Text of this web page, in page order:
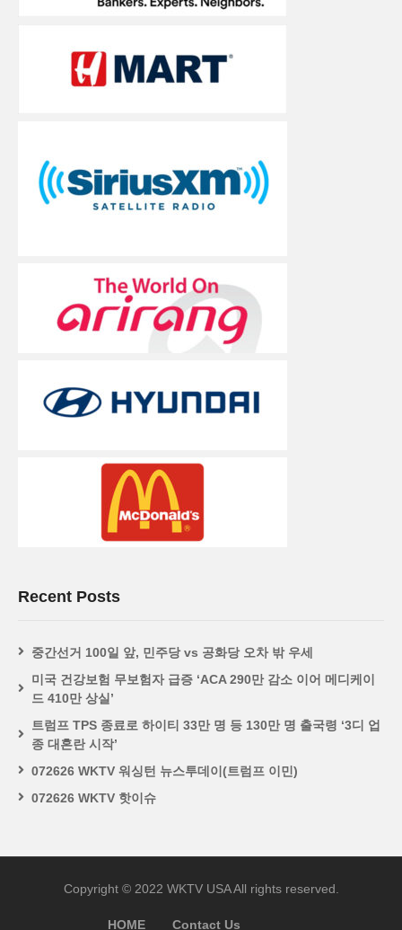
Recent Posts
중간선거 100일 앞, 민주당 vs 공화당 오차 밖 우세
미국 건강보험 무보험자 급증 ‘ACA 290만 감소 이어 메디케이
드 410만 상실’
트럼프 TPS 종료로 하이티 33만 명 등 130만 명 출국령 ‘3디 업
종 대혼란 시작’
072626 WKTV 워싱턴 뉴스투데이(트럼프 이민)
072626 WKTV 핫이슈
Copyright © 2022 WKTV USA All rights reserved.
HOME Contact Us